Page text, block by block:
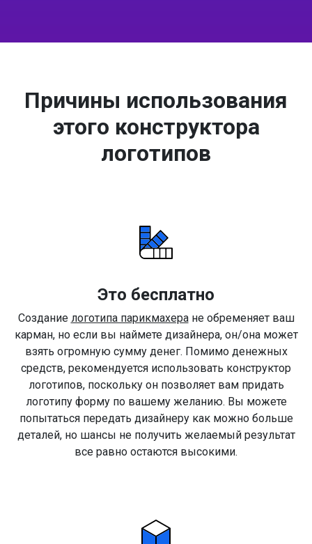
Причины использования
этого конструктора
логотипов
Это бесплатно
Создание логотипа парикмахеране обременяет ваш
карман, но если вы наймете дизайнера, он/она может
взять огромную сумму денег. Помимо денежных
средств, рекомендуется использовать конструктор
логотипов, поскольку он позволяет вам придать
логотипу форму по вашему желанию. Вы можете
попытаться передать дизайнеру как можно больше
деталей, но шансы не получить желаемый результат
все равно остаются высокими.